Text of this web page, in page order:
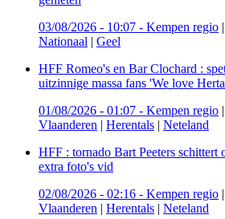
03/08/2026 - 10:07 - Kempen regio |
Nationaal | Geel
HFF Romeo's en Bar Clochard :
uitzinnige massa fans 'We love
01/08/2026 - 01:07 - Kempen regio |
Vlaanderen | Herentals | Neteland
HFF : tornado Bart Peeters schittert
extra foto's vid
02/08/2026 - 02:16 - Kempen regio |
Vlaanderen | Herentals | Neteland